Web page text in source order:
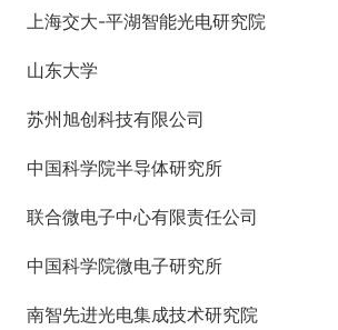
上海交大-平湖智能光电研究院
山东大学
苏州旭创科技有限公司
中国科学院半导体研究所
联合微电子中心有限责任公司
中国科学院微电子研究所
南智先进光电集成技术研究院